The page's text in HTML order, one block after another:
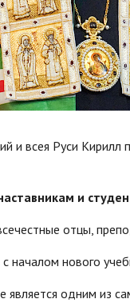
и всея Руси
и
отцы,
началом нового
является одним из